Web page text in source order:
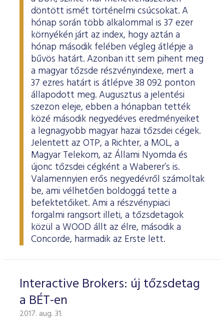
döntött ismét történelmi csúcsokat. A
hónap során több alkalommal is 37 ezer
környékén járt az index, hogy aztán a
hónap második felében végleg átlépje a
bűvös határt. Azonban itt sem pihent meg
a magyar tőzsde részvényindexe, mert a
37 ezres határt is átlépve 38 092 ponton
állapodott meg. Augusztus a jelentési
szezon eleje, ebben a hónapban tették
közé második negyedéves eredményeiket
a legnagyobb magyar hazai tőzsdei cégek.
Jelentett az OTP, a Richter, a MOL, a
Magyar Telekom, az Állami Nyomda és
újonc tőzsdei cégként a Waberer’s is.
Valamennyien erős negyedévről számoltak
be, ami vélhetően boldoggá tette a
befektetőiket. Ami a részvénypiaci
forgalmi rangsort illeti, a tőzsdetagok
közül a WOOD állt az élre, második a
Concorde, harmadik az Erste lett.
Interactive Brokers: új tőzsdetag
a BÉT-en
2017. aug. 31.